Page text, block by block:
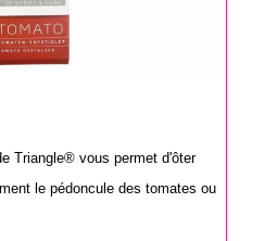
Triangle® vous permet d'ôter
le pédoncule des tomates ou